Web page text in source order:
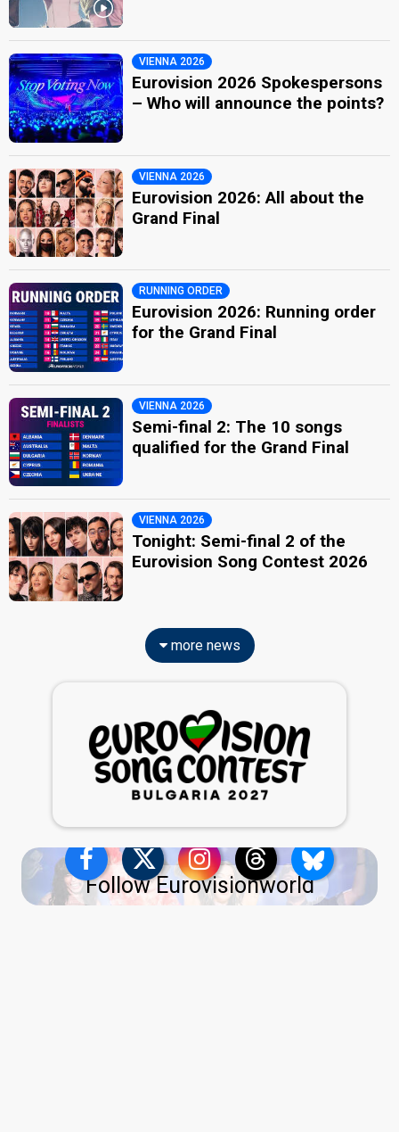
VIENNA 2026
Eurovision 2026 Spokespersons
– Who will announce the points?
VIENNA 2026
Eurovision 2026: All about the
Grand Final
RUNNING ORDER
Eurovision 2026: Running order
for the Grand Final
VIENNA 2026
Semi-final 2: The 10 songs
qualified for the Grand Final
VIENNA 2026
Tonight: Semi-final 2 of the
Eurovision Song Contest 2026
more news
Follow Eurovisionworld